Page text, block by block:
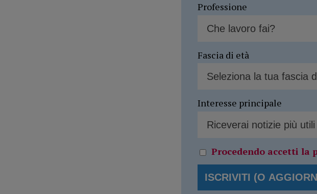
Professione
Fascia di età
Interesse principale
Procedendo accetti la